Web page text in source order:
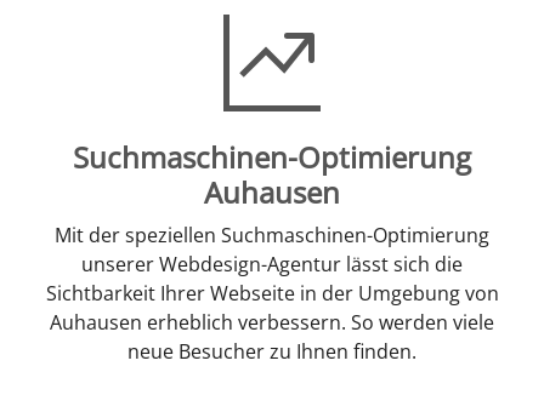
Suchmaschinen-Optimierung
Auhausen
Mit der speziellen Suchmaschinen-Optimierung
unserer Webdesign-Agentur lässt sich die
Sichtbarkeit Ihrer Webseite in der Umgebung von
Auhausen erheblich verbessern. So werden viele
neue Besucher zu Ihnen finden.